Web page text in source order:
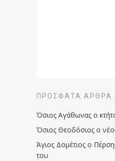
ΠΡΌΣΦΑΤΑ ΆΡΘΡΑ
Όσιος Αγάθωνας ο
Όσιος Θεοδόσιος ο
Άγιος Δομέτιος ο
του